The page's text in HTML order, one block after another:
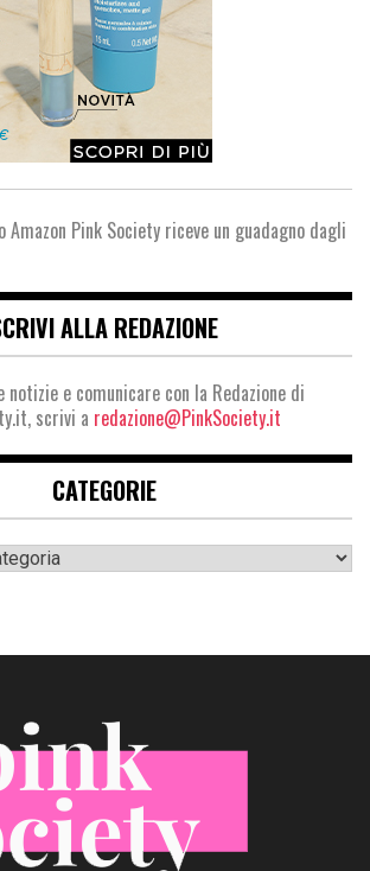
Pink Society riceve un guadagno dagli
ALLA REDAZIONE
notizie e comunicare con la Redazione di
scrivi a redazione@PinkSociety.it
CATEGORIE